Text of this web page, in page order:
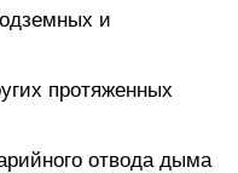
и
протяженных
отвода дыма